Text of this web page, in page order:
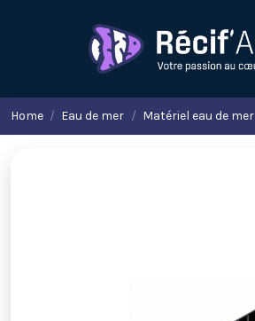
Home Eau de mer Matériel eau de mer